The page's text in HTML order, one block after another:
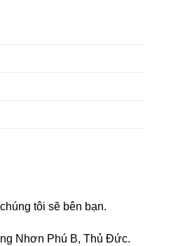
tôi sẽ bên bạn.
Nhơn Phú B, Thủ Đức.